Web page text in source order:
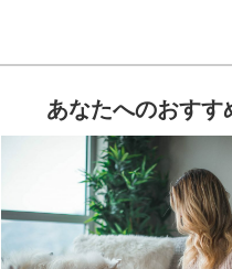
あなたへのおすす